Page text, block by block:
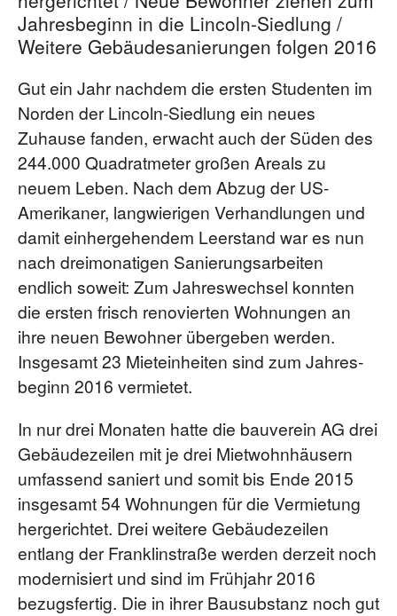
Jahresbeginn in die Lincoln-Siedlung /
Weitere Gebäudesanierungen folgen 2016
Gut ein Jahr nachdem die ersten Studenten im
Norden der Lincoln-Siedlung ein neues
Zuhause fanden, erwacht auch der Süden des
244.000 Quadratmeter großen Areals zu
neuem Leben. Nach dem Abzug der US-
Amerikaner, langwierigen Verhandlungen und
damit einhergehendem Leerstand war es nun
nach dreimonatigen Sanierungsarbeiten
endlich soweit: Zum Jahreswechsel konnten
die ersten frisch renovierten Wohnungen an
ihre neuen Bewohner übergeben werden.
Insgesamt 23 Mieteinheiten sind zum Jahres­
beginn 2016 vermietet.
In nur drei Monaten hatte die bauverein AG drei
Gebäudezeilen mit je drei Mietwohn­häusern
umfassend saniert und somit bis Ende 2015
insgesamt 54 Wohnungen für die Vermietung
hergerichtet. Drei weitere Gebäudezeilen
entlang der Franklinstraße werden derzeit noch
modernisiert und sind im Frühjahr 2016
bezugsfertig. Die in ihrer Bausubstanz noch gut